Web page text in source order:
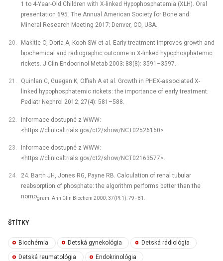
1 to 4-Year-Old Children with X-linked Hypophosphatemia (XLH). Oral
presentation 695. The Annual American Society for Bone and
Mineral Research Meeting 2017; Denver, CO, USA.
Makitie O, Doria A, Kooh SW et al. Early treatment improves growth and
biochemical and radiographic outcome in X-linked hypophosphatemic
rickets. J Clin Endocrinol Metab 2003; 88(8): 3591–3597.
Quinlan C, Guegan K, Offiah A et al. Growth in PHEX-associated X-
linked hypophosphatemic rickets: the importance of early treatment.
Pediatr Nephrol 2012; 27(4): 581–588.
Informace dostupné z WWW:
<https://clinicaltrials.gov/ct2/show/NCT02526160>.
Informace dostupné z WWW:
<https://clinicaltrials.gov/ct2/show/NCT02163577>.
24. Barth JH, Jones RG, Payne RB. Calculation of renal tubular
reabsorption of phosphate: the algorithm performs better than the
nomogram. Ann Clin Biochem 2000; 37(Pt 1): 79–81.
ŠTÍTKY
Biochémia Detská gynekológia Detská rádiológia
Detská reumatológia Endokrinológia